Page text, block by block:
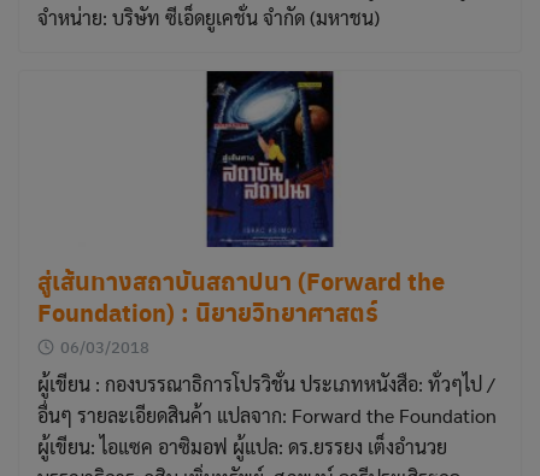
จำหน่าย: บริษัท ซีเอ็ดยูเคชั่น จำกัด (มหาชน)
สู่เส้นทางสถาบันสถาปนา (Forward the
Foundation) : นิยายวิทยาศาสตร์
06/03/2018
ผู้เขียน : กองบรรณาธิการโปรวิชั่น ประเภทหนังสือ: ทั่วๆไป /
อื่นๆ รายละเอียดสินค้า แปลจาก: Forward the Foundation
ผู้เขียน: ไอแซค อาซิมอฟ ผู้แปล: ดร.ยรรยง เต็งอำนวย